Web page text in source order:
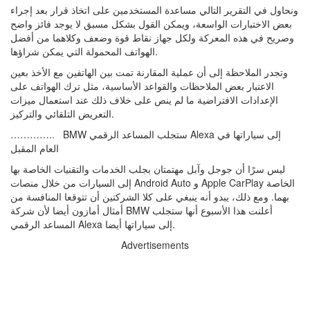
ونحاول في التقرير التالي مساعدة المستخدمين على اتخاذ قرار بعد إجراء
بعض الاختبارات الواسعة، ويمكن القول بشكل مسبق لا يوجد فائز واضح
وصريح في هذه المعركة ولكل جهاز نقاط قوة وضعف وكلاهما من أفضل
الهواتف المحمولة التي يمكن شراؤها.
وتجدر الملاحظة إلى أن عملية المقارنة تمت بين الهاتفين مع الأخذ بعين
الاعتبار بعض الملاحظات والقواعد الأساسية، مثل ترك الهواتف على
الإعدادات الافتراضية ما لم ينص على خلاف ذلك عند استعمال ميزات
التعريض التلقائي والتركيز.
………….. BMW ستجلب المساعد الرقمي Alexa إلى سياراتها في
العام المقبل
ليس سرًا أن جوجل وآبل مهتمتان بجلب الخدمات والتقنيات الخاصة بها
إلى السيارات من خلال منصات Android Auto و Apple CarPlay الخاصة
بهما. ومع ذلك، يبدو أنه ينبغي على كلا الشركتين أن تتوقعا المنافسة من
أمثال أمازون أيضا لأن شركة BMW أعلنت هذا الأسبوع أنها ستجلب
المساعد الرقمي Alexa إلى سياراتها أيضا.
Advertisements